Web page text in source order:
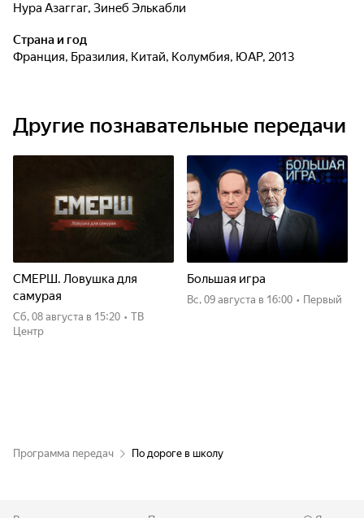
Нура Азаггаг, Зинеб Элькабли
Страна и год
Франция, Бразилия, Китай, Колумбия, ЮАР, 2013
Другие познавательные передачи
СМЕРШ. Ловушка для
самурая
сб, 08 августа в 15:20 • ТВ
Центр
Большая игра
вс, 09 августа в 16:00 • Первый
Программа передач По дороге в школу